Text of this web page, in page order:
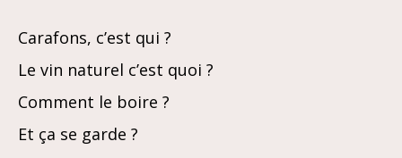
Carafons, c’est qui ?
Le vin naturel c’est quoi ?
Comment le boire ?
Et ça se garde ?